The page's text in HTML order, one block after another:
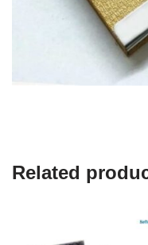
Related